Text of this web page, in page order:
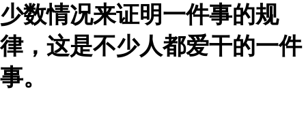
少数情况来证明一件事的规
律，这是不少人都爱干的一件
事。